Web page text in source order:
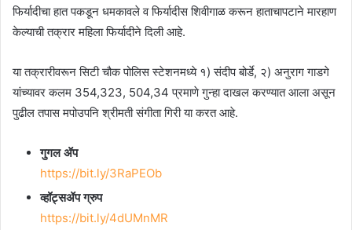
फिर्यादीचा हात पकडून धमकावले व फिर्यादीस शिवीगाळ करून हाताचापटाने मारहाण
केल्याची तक्रार महिला फिर्यादीने दिली आहे.
या तक्रारीवरून सिटी चौक पोलिस स्टेशनमध्ये १) संदीप बोर्डे, २) अनुराग गाडगे
यांच्यावर कलम 354,323, 504,34 प्रमाणे गुन्हा दाखल करण्यात आला असून
पुढील तपास मपोउपनि श्रीमती संगीता गिरी या करत आहे.
गुगल ॲप
https://bit.ly/3RaPEOb
व्हॉट्सॲप ग्रुप
https://bit.ly/4dUMnMR